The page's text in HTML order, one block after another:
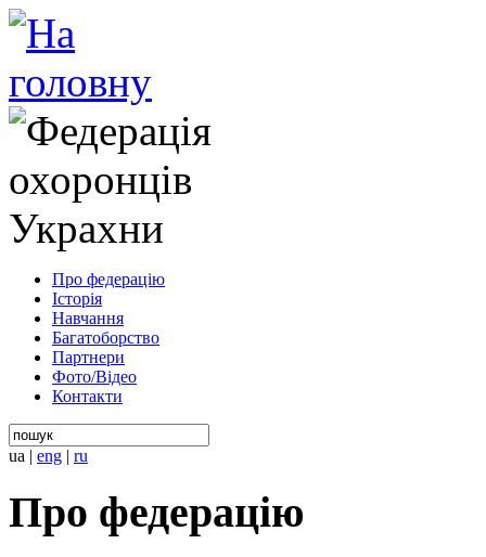
Про федерацію
Історія
Навчання
Багатоборство
Партнери
Фото/Відео
Контакти
ua | eng | ru
Про федерацію